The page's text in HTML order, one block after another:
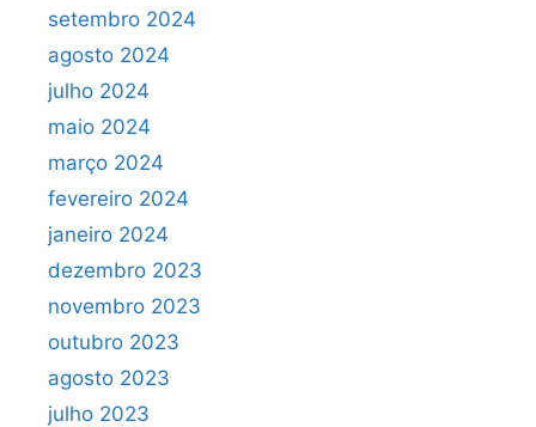
setembro 2024
agosto 2024
julho 2024
maio 2024
março 2024
fevereiro 2024
janeiro 2024
dezembro 2023
novembro 2023
outubro 2023
agosto 2023
julho 2023